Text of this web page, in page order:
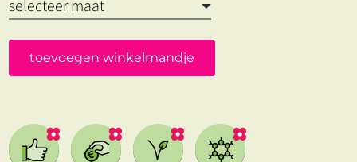
toevoegen winkelmandje